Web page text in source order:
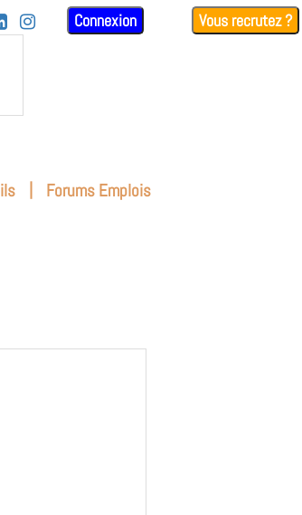
 Connexion Vous recrutez ?
| Forums Emplois